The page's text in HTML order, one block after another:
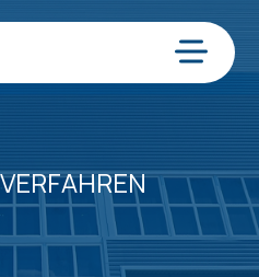
Menü